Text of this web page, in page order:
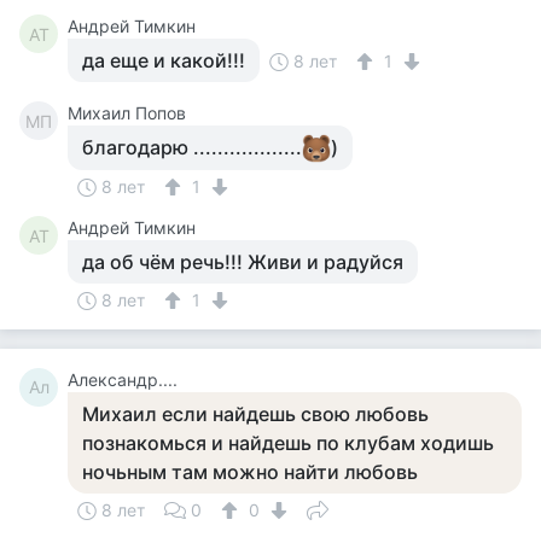
АТ Андрей Тимкин
да еще и какой!!! 8 лет 1
МП Михаил Попов
благодарю .................. )
8 лет 1
АТ Андрей Тимкин
да об чём речь!!! Живи и радуйся
8 лет 1
Ал Александр....
Михаил если найдешь свою любовь
познакомься и найдешь по клубам ходишь
ночьным там можно найти любовь
8 лет 0 0